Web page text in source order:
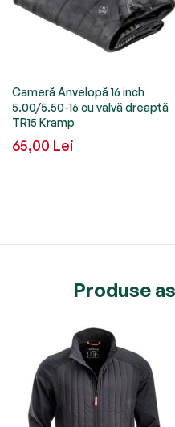
Cameră Anvelopă 16 inch
5.00/5.50-16 cu valvă dreaptă
TR15 Kramp
65,00 Lei
Produse